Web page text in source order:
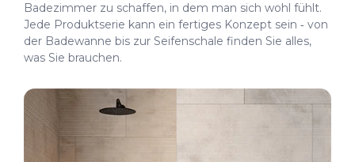
Badezimmer zu schaffen, in dem man sich wohl fühlt.
Jede Produktserie kann ein fertiges Konzept sein ‑ von
der Badewanne bis zur Seifenschale finden Sie alles,
was Sie brauchen.